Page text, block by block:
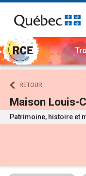
RETOUR
Maison Louis-
Patrimoine, histoire et